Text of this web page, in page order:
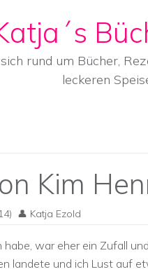
rund um Bücher,
leckeren
Kim
Katja Ezold
habe, war eher ein Zufall
landete und ich Lust auf